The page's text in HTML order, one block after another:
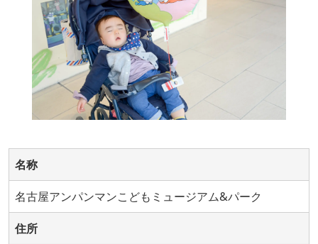
名称
名古屋アンパンマンこどもミュージアム&パーク
住所